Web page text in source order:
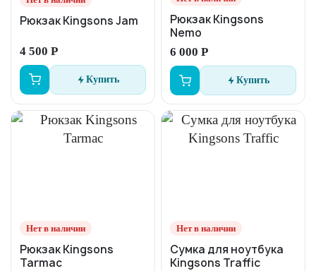
Рюкзак Kingsons Jam
4 500 Р
Купить
Рюкзак Kingsons
Nemo
6 000 Р
Купить
Нет в наличии
Рюкзак Kingsons
Tarmac
Нет в наличии
Сумка для ноутбука
Kingsons Traffic